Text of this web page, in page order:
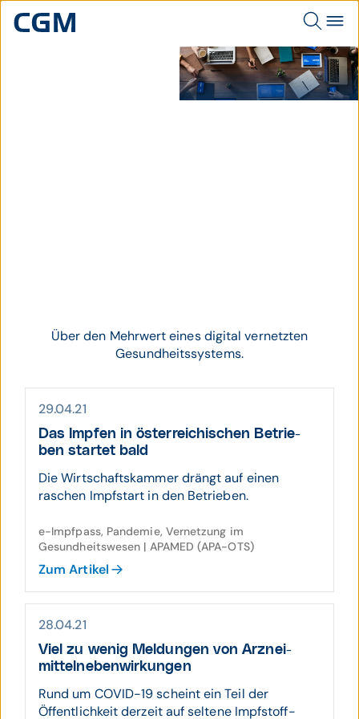
Junge Leute arbeiten
gemeinsam mit digitalen
Devices auf großem Holztisch.
Über den Mehrwert eines digital vernetzten
Gesundheitssystems.
29.04.21
Das Impfen in öster­reichischen Betrie­
ben­­ startet bald
Die Wirtschaftskammer drängt auf einen
raschen Impfstart in den Betrieben.
e-Impfpass, Pandemie, Vernetzung im
Gesundheitswesen | APAMED (APA-OTS)
Zum Artikel
28.04.21
Viel zu wenig Mel­dungen von Arznei­
mittel­neben­wir­­kungen
Rund um COVID-19 scheint ein Teil der
Öffentlichkeit derzeit auf seltene Impfstoff-